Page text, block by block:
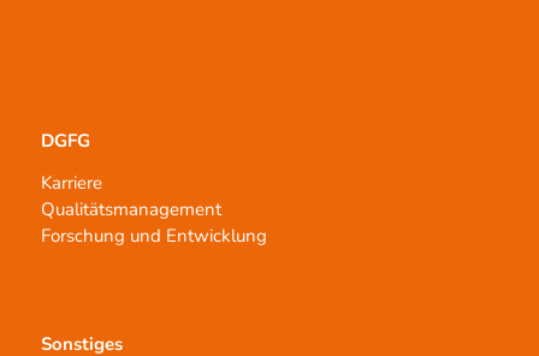
DGFG
Karriere
Qualitätsmanagement
Forschung und Entwicklung
Sonstiges